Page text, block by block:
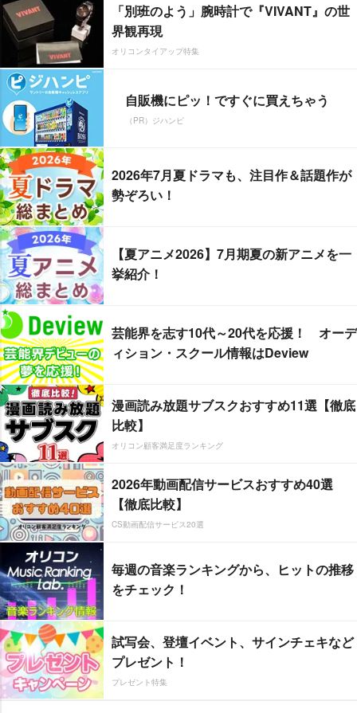
「別班のよう」腕時計で『VIVANT』の世
界観再現
オリコンタイアップ特集
自販機にピッ！ですぐに買えちゃう
（PR）ジハンピ
2026年7月夏ドラマも、注目作＆話題作が
勢ぞろい！
【夏アニメ2026】7月期夏の新アニメを一
挙紹介！
芸能界を志す10代～20代を応援！ オーデ
ィション・スクール情報はDeview
漫画読み放題サブスクおすすめ11選【徹底
比較】
オリコン顧客満足度ランキング
2026年動画配信サービスおすすめ40選
【徹底比較】
CS動画配信サービス20選
毎週の音楽ランキングから、ヒットの推移
をチェック！
試写会、登壇イベント、サインチェキなど
プレゼント！
プレゼント特集